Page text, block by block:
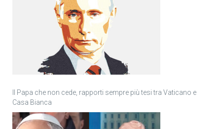
Il Papa che non cede, rapporti sempre più tesi tra Vaticano e
Casa Bianca